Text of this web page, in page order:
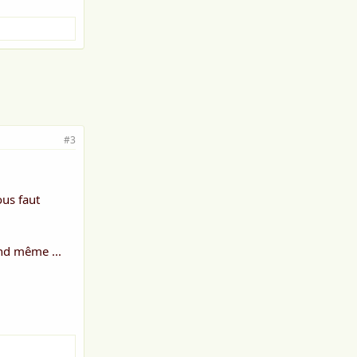
#3
faut
même ...